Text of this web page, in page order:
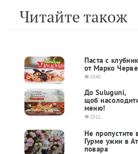
Читайте також
Паста с
от Марко
5340
До Suluguni,
щоб
меню!
2311
Не пропустите
Гурме ужин в
повара